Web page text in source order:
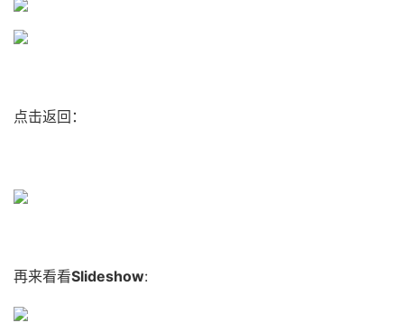
点击返回：
再来看看Slideshow: